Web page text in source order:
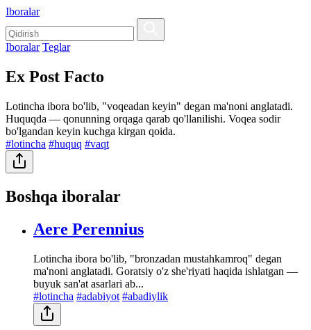
Iboralar
Iboralar Teglar
Ex Post Facto
Lotincha ibora bo'lib, "voqeadan keyin" degan ma'noni anglatadi.
Huquqda — qonunning orqaga qarab qo'llanilishi. Voqea sodir
bo'lgandan keyin kuchga kirgan qoida.
#lotincha #huquq #vaqt
Boshqa iboralar
Aere Perennius
Lotincha ibora bo'lib, "bronzadan mustahkamroq" degan
ma'noni anglatadi. Goratsiy o'z she'riyati haqida ishlatgan —
buyuk san'at asarlari ab...
#lotincha #adabiyot #abadiylik